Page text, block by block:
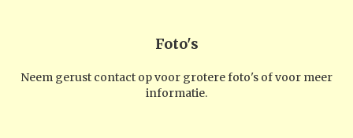
Foto's
Neem gerust contact op voor grotere foto's of voor meer
informatie.